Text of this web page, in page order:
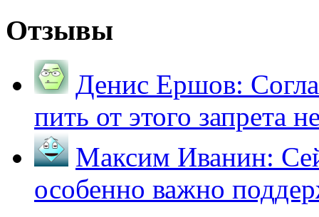
Отзывы
Денис Ершов:
пить от этого запрета
Максим Иванин:
особенно важно